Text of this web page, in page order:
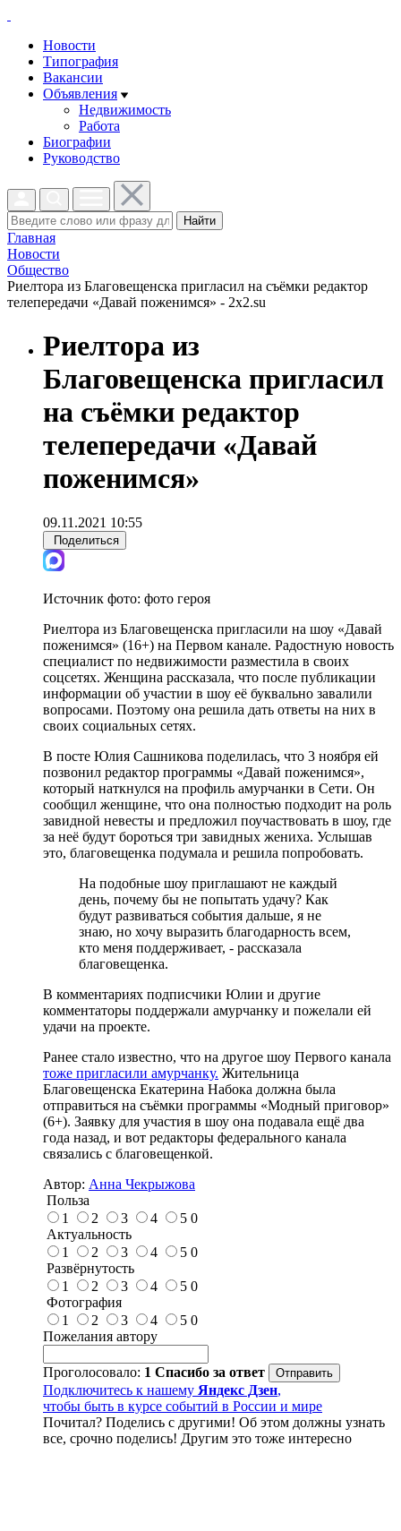
Новости
Типография
Вакансии
Объявления
Недвижимость
Работа
Биографии
Руководство
Найти
Главная
Новости
Общество
Риелтора из Благовещенска пригласил на съёмки редактор
телепередачи «Давай поженимся» - 2x2.su
Риелтора из
Благовещенска пригласил
на съёмки редактор
телепередачи «Давай
поженимся»
09.11.2021 10:55
Поделиться
Источник фото: фото героя
Риелтора из Благовещенска пригласили на шоу «Давай
поженимся» (16+) на Первом канале. Радостную новость
специалист по недвижимости разместила в своих
соцсетях. Женщина рассказала, что после публикации
информации об участии в шоу её буквально завалили
вопросами. Поэтому она решила дать ответы на них в
своих социальных сетях.
В посте Юлия Сашникова поделилась, что 3 ноября ей
позвонил редактор программы «Давай поженимся»,
который наткнулся на профиль амурчанки в Сети. Он
сообщил женщине, что она полностью подходит на роль
завидной невесты и предложил поучаствовать в шоу, где
за неё будут бороться три завидных жениха. Услышав
это, благовещенка подумала и решила попробовать.
На подобные шоу приглашают не каждый
день, почему бы не попытать удачу? Как
будут развиваться события дальше, я не
знаю, но хочу выразить благодарность всем,
кто меня поддерживает, - рассказала
благовещенка.
В комментариях подписчики Юлии и другие
комментаторы поддержали амурчанку и пожелали ей
удачи на проекте.
Ранее стало известно, что на другое шоу Первого канала
тоже пригласили амурчанку. Жительница
Благовещенска Екатерина Набока должна была
отправиться на съёмки программы «Модный приговор»
(6+). Заявку для участия в шоу она подавала ещё два
года назад, и вот редакторы федерального канала
связались с благовещенкой.
Автор: Анна Чекрыжова
Польза
1
2 3 4 5 0
Актуальность
1
2 3 4 5 0
Развёрнутость
1
2 3 4 5 0
Фотография
1
2 3 4 5 0
Пожелания автору
Проголосовало: 1 Спасибо за ответ
Подключитесь к нашему Яндекс Дзен,
чтобы быть в курсе событий в России и мире
Почитал? Поделись с другими! Об этом должны узнать
все, срочно поделись! Другим это тоже интересно